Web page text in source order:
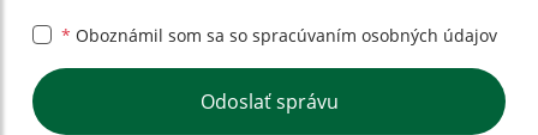
* Oboznámil som sa so spracúvaním osobných údajov
Google reCaptcha Response
Odoslať správu